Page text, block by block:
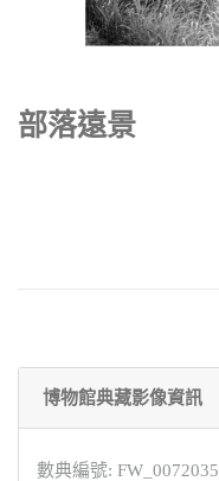
部落遠景
博物館典藏影像資訊
數典編號: FW_0072035